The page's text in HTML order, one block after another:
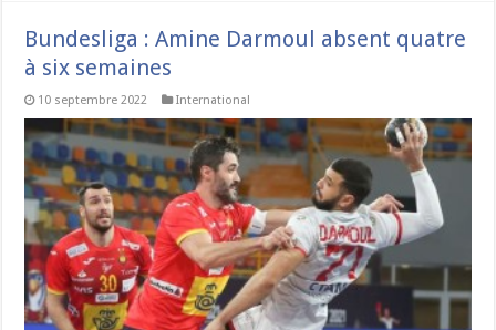
Bundesliga : Amine Darmoul absent quatre
à six semaines
10 septembre 2022 International